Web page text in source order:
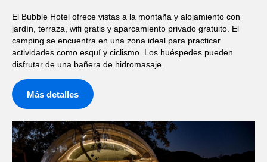
El Bubble Hotel ofrece vistas a la montaña y alojamiento con
jardín, terraza, wifi gratis y aparcamiento privado gratuito. El
camping se encuentra en una zona ideal para practicar
actividades como esquí y ciclismo. Los huéspedes pueden
disfrutar de una bañera de hidromasaje.
Más detalles